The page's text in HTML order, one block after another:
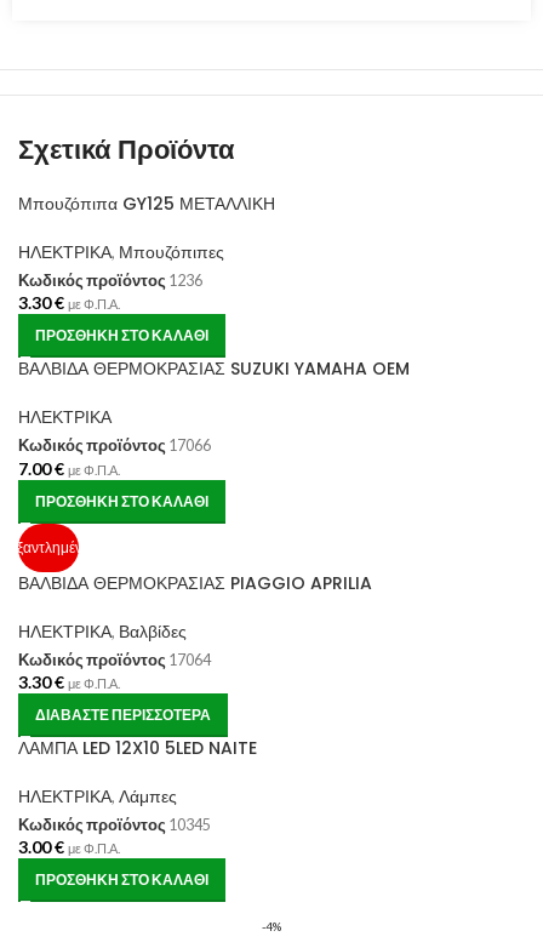
Σχετικά Προϊόντα
Μπουζόπιπα GY125 ΜΕΤΑΛΛΙΚΗ
ΗΛΕΚΤΡΙΚΑ, Μπουζόπιπες
Κωδικός προϊόντος 1236
3.30€ με Φ.Π.Α.
ΠΡΟΣΘΉΚΗ ΣΤΟ ΚΑΛΆΘΙ
ΒΑΛΒΙΔΑ ΘΕΡΜΟΚΡΑΣΙΑΣ SUZUKI YAMAHA OEM
ΗΛΕΚΤΡΙΚΑ
Κωδικός προϊόντος 17066
7.00€ με Φ.Π.Α.
ΠΡΟΣΘΉΚΗ ΣΤΟ ΚΑΛΆΘΙ
Εξαντλημένο
ΒΑΛΒΙΔΑ ΘΕΡΜΟΚΡΑΣΙΑΣ PIAGGIO APRILIA
ΗΛΕΚΤΡΙΚΑ, Βαλβίδες
Κωδικός προϊόντος 17064
3.30€ με Φ.Π.Α.
ΔΙΑΒΆΣΤΕ ΠΕΡΙΣΣΌΤΕΡΑ
ΛΑΜΠΑ LED 12X10 5LED NAITE
ΗΛΕΚΤΡΙΚΑ, Λάμπες
Κωδικός προϊόντος 10345
3.00€ με Φ.Π.Α.
ΠΡΟΣΘΉΚΗ ΣΤΟ ΚΑΛΆΘΙ
-4%